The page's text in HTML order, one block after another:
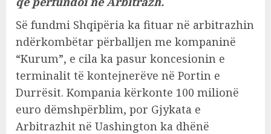
Së fundmi Shqipëria ka fituar në arbitrazhin
ndërkombëtar përballjen me kompaninë
“Kurum”, e cila ka pasur koncesionin e
terminalit të kontejnerëve në Portin e
Durrësit. Kompania kërkonte 100 milionë
euro dëmshpërblim, por Gjykata e
Arbitrazhit në Uashington ka dhënë